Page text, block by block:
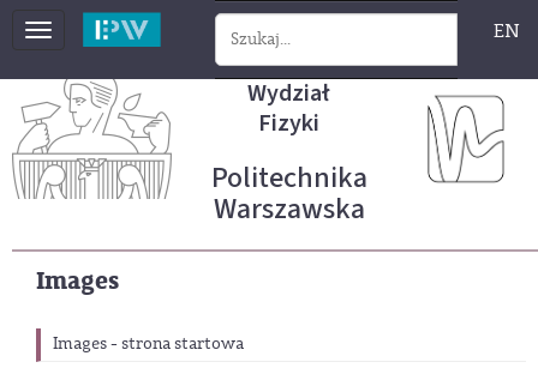
Toggle
EN
Wydział
Fizyki
Politechnika
Warszawska
Images
Images - strona startowa